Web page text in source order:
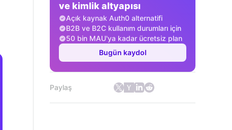
ve kimlik altyapısı
Açık kaynak Auth0 alternatifi
B2B ve B2C kullanım durumları için
50 bin MAU'ya kadar ücretsiz plan
Bugün kaydol
Paylaş